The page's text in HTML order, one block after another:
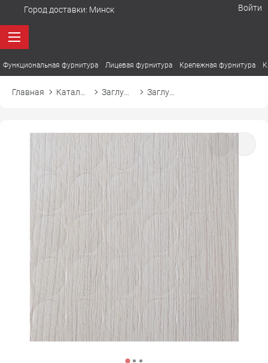
Город доставки: Минск Войти
Функциональная фурнитура Лицевая фурнитура Крепежная фурнитура
Главная